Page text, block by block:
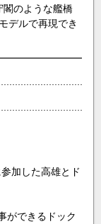
閣のような艦橋
デルで再現でき
加した高雄とド
ができるドック